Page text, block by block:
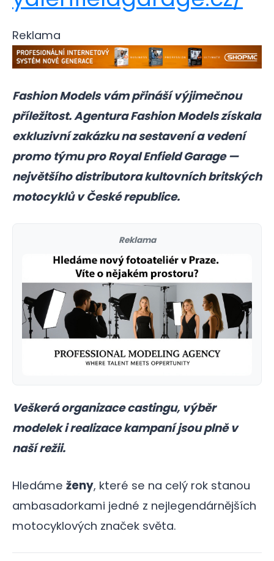
Reklama
Fashion Models vám přináší výjimečnou
příležitost. Agentura Fashion Models získala
exkluzivní zakázku na sestavení a vedení
promo týmu pro Royal Enfield Garage —
největšího distributora kultovních britských
motocyklů v České republice.
Reklama
Veškerá organizace castingu, výběr
modelek i realizace kampaní jsou plně v
naší režii.
Hledáme ženy, které se na celý rok stanou
ambasadorkami jedné z nejlegendárnějších
motocyklových značek světa.